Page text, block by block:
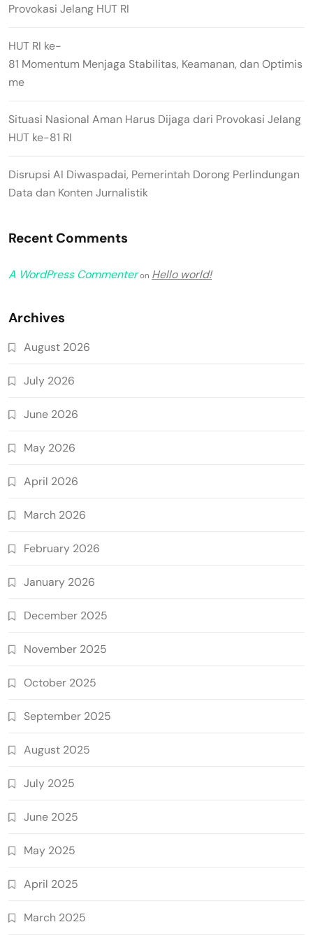
Provokasi Jelang HUT RI
HUT RI ke-
81 Momentum Menjaga Stabilitas, Keamanan, dan Optimis
me
Situasi Nasional Aman Harus Dijaga dari Provokasi Jelang
HUT ke-81 RI
Disrupsi AI Diwaspadai, Pemerintah Dorong Perlindungan
Data dan Konten Jurnalistik
Recent Comments
A WordPress Commenteron Hello world!
Archives
August 2026
July 2026
June 2026
May 2026
April 2026
March 2026
February 2026
January 2026
December 2025
November 2025
October 2025
September 2025
August 2025
July 2025
June 2025
May 2025
April 2025
March 2025